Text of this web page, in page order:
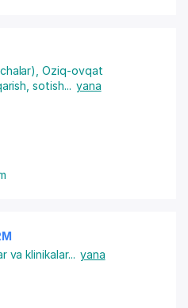
,Oziq-ovqat
sotish... yana
va klinikalar... yana